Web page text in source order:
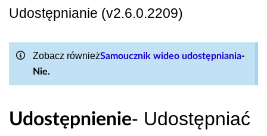
Udostępnianie (v2.6.0.2209)
Zobacz równieżSamoucznik wideo udostępniania-
Nie.
Udostępnienie- Udostępniać